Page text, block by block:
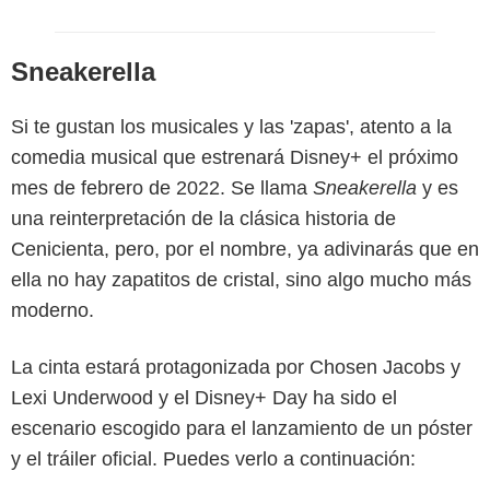
Sneakerella
Si te gustan los musicales y las 'zapas', atento a la
comedia musical que estrenará Disney+ el próximo
mes de febrero de 2022. Se llama Sneakerella y es
una reinterpretación de la clásica historia de
Cenicienta, pero, por el nombre, ya adivinarás que en
ella no hay zapatitos de cristal, sino algo mucho más
moderno.
La cinta estará protagonizada por Chosen Jacobs y
Lexi Underwood y el Disney+ Day ha sido el
escenario escogido para el lanzamiento de un póster
y el tráiler oficial. Puedes verlo a continuación: